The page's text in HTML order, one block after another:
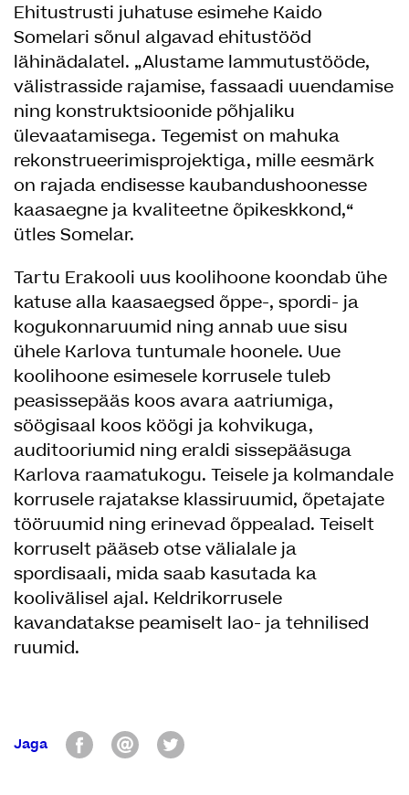
Ehitustrusti juhatuse esimehe Kaido
Somelari sõnul algavad ehitustööd
lähinädalatel. „Alustame lammutustööde,
välistrasside rajamise, fassaadi uuendamise
ning konstruktsioonide põhjaliku
ülevaatamisega. Tegemist on mahuka
rekonstrueerimisprojektiga, mille eesmärk
on rajada endisesse kaubandushoonesse
kaasaegne ja kvaliteetne õpikeskkond,“
ütles Somelar.
Tartu Erakooli uus koolihoone koondab ühe
katuse alla kaasaegsed õppe-, spordi- ja
kogukonnaruumid ning annab uue sisu
ühele Karlova tuntumale hoonele. Uue
koolihoone esimesele korrusele tuleb
peasissepääs koos avara aatriumiga,
söögisaal koos köögi ja kohvikuga,
auditooriumid ning eraldi sissepääsuga
Karlova raamatukogu. Teisele ja kolmandale
korrusele rajatakse klassiruumid, õpetajate
tööruumid ning erinevad õppealad. Teiselt
korruselt pääseb otse välialale ja
spordisaali, mida saab kasutada ka
koolivälisel ajal. Keldrikorrusele
kavandatakse peamiselt lao- ja tehnilised
ruumid.
Jaga